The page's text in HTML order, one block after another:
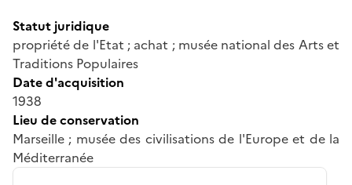
Statut juridique
propriété de l'Etat ; achat ; musée national des Arts et
Traditions Populaires
Date d'acquisition
1938
Lieu de conservation
Marseille ; musée des civilisations de l'Europe et de la
Méditerranée